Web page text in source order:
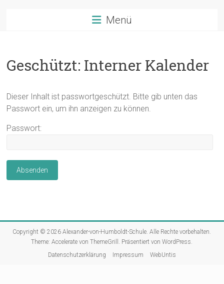
Menü
Geschützt: Interner Kalender
Dieser Inhalt ist passwortgeschützt. Bitte gib unten das
Passwort ein, um ihn anzeigen zu können.
Passwort:
Copyright © 2026Alexander-von-Humboldt-Schule . Alle Rechte vorbehalten.
Theme:Accelerate von ThemeGrill. Präsentiert vonWordPress
Datenschutzerklärung
Impressum WebUntis